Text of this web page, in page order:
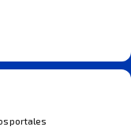
portales